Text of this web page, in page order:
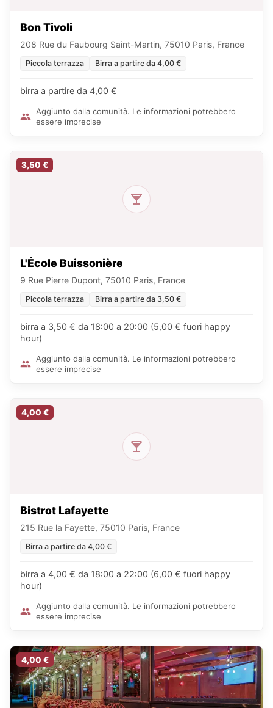
Bon Tivoli
208 Rue du Faubourg Saint-Martin, 75010 Paris, France
Piccola terrazza Birra a partire da 4,00 €
birra a partire da 4,00 €
Aggiunto dalla comunità. Le informazioni potrebbero
essere imprecise
3,50 €
L'École Buissonière
9 Rue Pierre Dupont, 75010 Paris, France
Piccola terrazza Birra a partire da 3,50 €
birra a 3,50 € da 18:00 a 20:00 (5,00 € fuori happy
hour)
Aggiunto dalla comunità. Le informazioni potrebbero
essere imprecise
4,00 €
Bistrot Lafayette
215 Rue la Fayette, 75010 Paris, France
Birra a partire da 4,00 €
birra a 4,00 € da 18:00 a 22:00 (6,00 € fuori happy
hour)
Aggiunto dalla comunità. Le informazioni potrebbero
essere imprecise
4,00 €